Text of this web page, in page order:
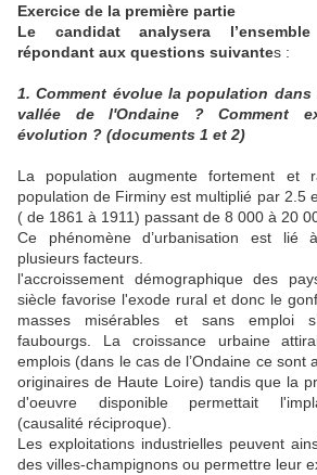
Exercice de la première partie
Le candidat analysera
répondant aux questions suivantes :
1. Comment évolue la population dans
vallée de l'Ondaine ? Comment
évolution ? (documents 1 et 2)
La population augmente fortement et
population de Firminy est multiplié par 2.5
( de 1861 à 1911) passant de 8 000 à 20
Ce phénomène d’urbanisation est lié
plusieurs facteurs.
l'accroissement démographique des
siècle favorise l'exode rural et donc le
masses misérables et sans emploi
faubourgs. La croissance urbaine
emplois (dans le cas de l’Ondaine ce sont
originaires de Haute Loire) tandis que la
d'oeuvre disponible permettait
(causalité réciproque).
Les exploitations industrielles peuvent
des villes-champignons ou permettre leur